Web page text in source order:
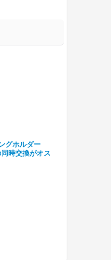
グホルダー
時交換がオス